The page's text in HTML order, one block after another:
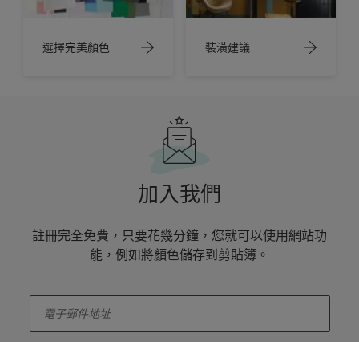
選擇完美顏色 裝潢建議
加入我們
註冊完全免費，只要花幾分鐘，您就可以使用網站功
能，例如將顏色儲存到剪貼簿。